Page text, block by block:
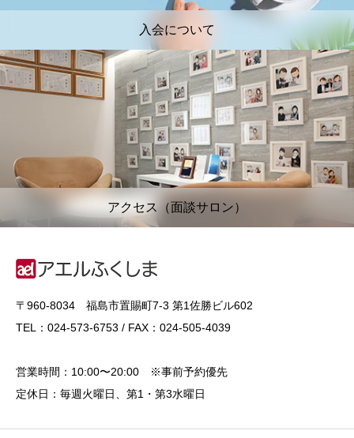
入会について
アクセス（面談サロン）
〒960-8034 福島市置賜町7-3 第1佐勝ビル602
TEL：024-573-6753 / FAX：024-505-4039
営業時間：10:00〜20:00 ※事前予約優先
定休日：毎週火曜日、第1・第3水曜日